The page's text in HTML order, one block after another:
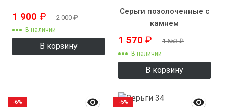
1 900 ₽ 2 000₽
В наличии
В корзину
Серьги позолоченные с
камнем
1 570 ₽ 1 653₽
В наличии
В корзину
-6% -5%